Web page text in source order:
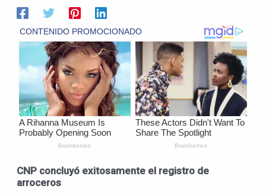
CNP concluyó exitosamente el registro de
arroceros